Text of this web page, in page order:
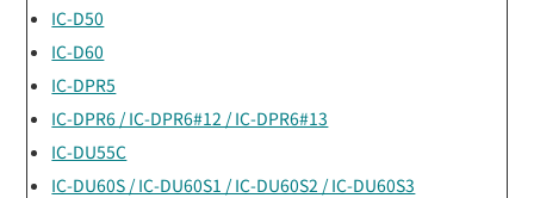
IC-D50
IC-D60
IC-DPR5
IC-DPR6 / IC-DPR6#12 / IC-DPR6#13
IC-DU55C
IC-DU60S / IC-DU60S1 / IC-DU60S2 / IC-DU60S3